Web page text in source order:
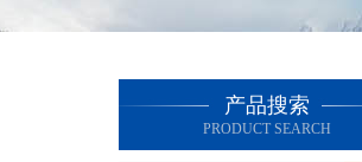
产品搜索
PRODUCT SEARCH